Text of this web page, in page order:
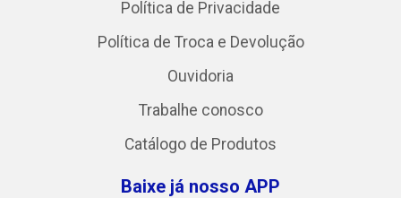
Política de Privacidade
Política de Troca e Devolução
Ouvidoria
Trabalhe conosco
Catálogo de Produtos
Baixe já nosso APP